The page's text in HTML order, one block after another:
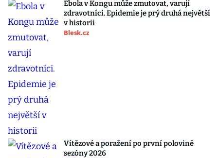
Ebola v Kongu může zmutovat, varují
zdravotníci. Epidemie je prý druhá největší
v historii
Blesk.cz
Vítězové a poražení po první polovině
sezóny 2026